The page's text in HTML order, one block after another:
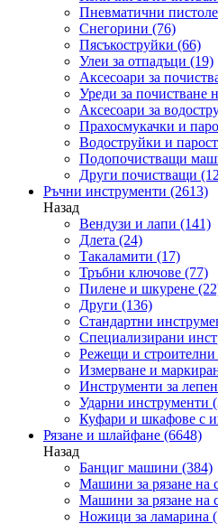
Пневматични
Снегорини (76)
Пясъкоструйки (66)
Улеи за отпадъци (19)
Аксесоари за
Уреди за почистване
Аксесоари за
Прахосмукачки и
Водоструйки и
Подопочистващи
Други почистващи
Ръчни инструменти (2613)
Назад
Вендузи и лапи (141)
Длета (24)
Такаламити (17)
Тръбни ключове (77)
Пилене и шкурене
Други (136)
Стандартни
Специализирани
Режещи и строителни
Измерване и
Инструменти за
Ударни инструменти
Куфари и шкафове с
Рязане и шлайфане (6648)
Назад
Банциг машини (384)
Машини за рязане на
Машини за рязане на
Ножици за ламарина